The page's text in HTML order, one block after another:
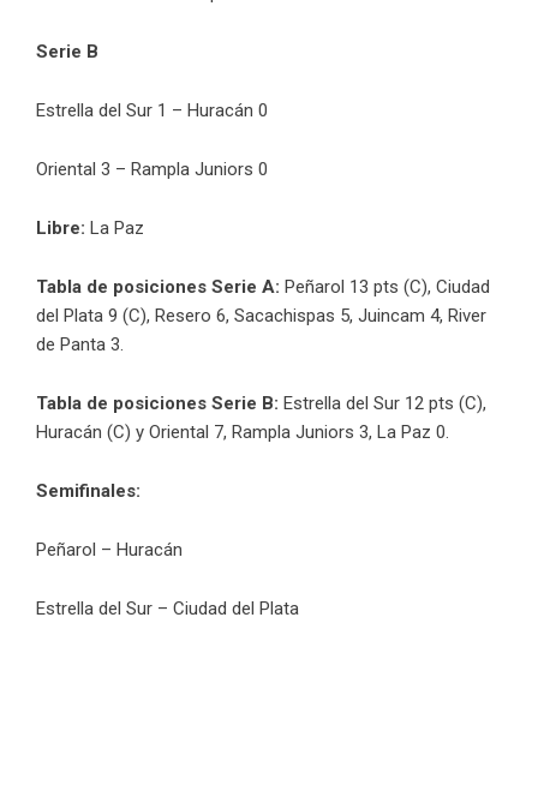
Serie B
Estrella del Sur 1 – Huracán 0
Oriental 3 – Rampla Juniors 0
Libre: La Paz
Tabla de posiciones Serie A: Peñarol 13 pts (C), Ciudad
del Plata 9 (C), Resero 6, Sacachispas 5, Juincam 4, River
de Panta 3.
Tabla de posiciones Serie B: Estrella del Sur 12 pts (C),
Huracán (C) y Oriental 7, Rampla Juniors 3, La Paz 0.
Semifinales:
Peñarol – Huracán
Estrella del Sur – Ciudad del Plata